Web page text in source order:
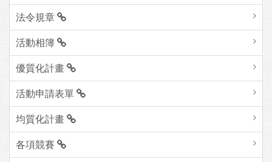
法令規章
活動相簿
優質化計畫
活動申請表單
均質化計畫
各項競賽